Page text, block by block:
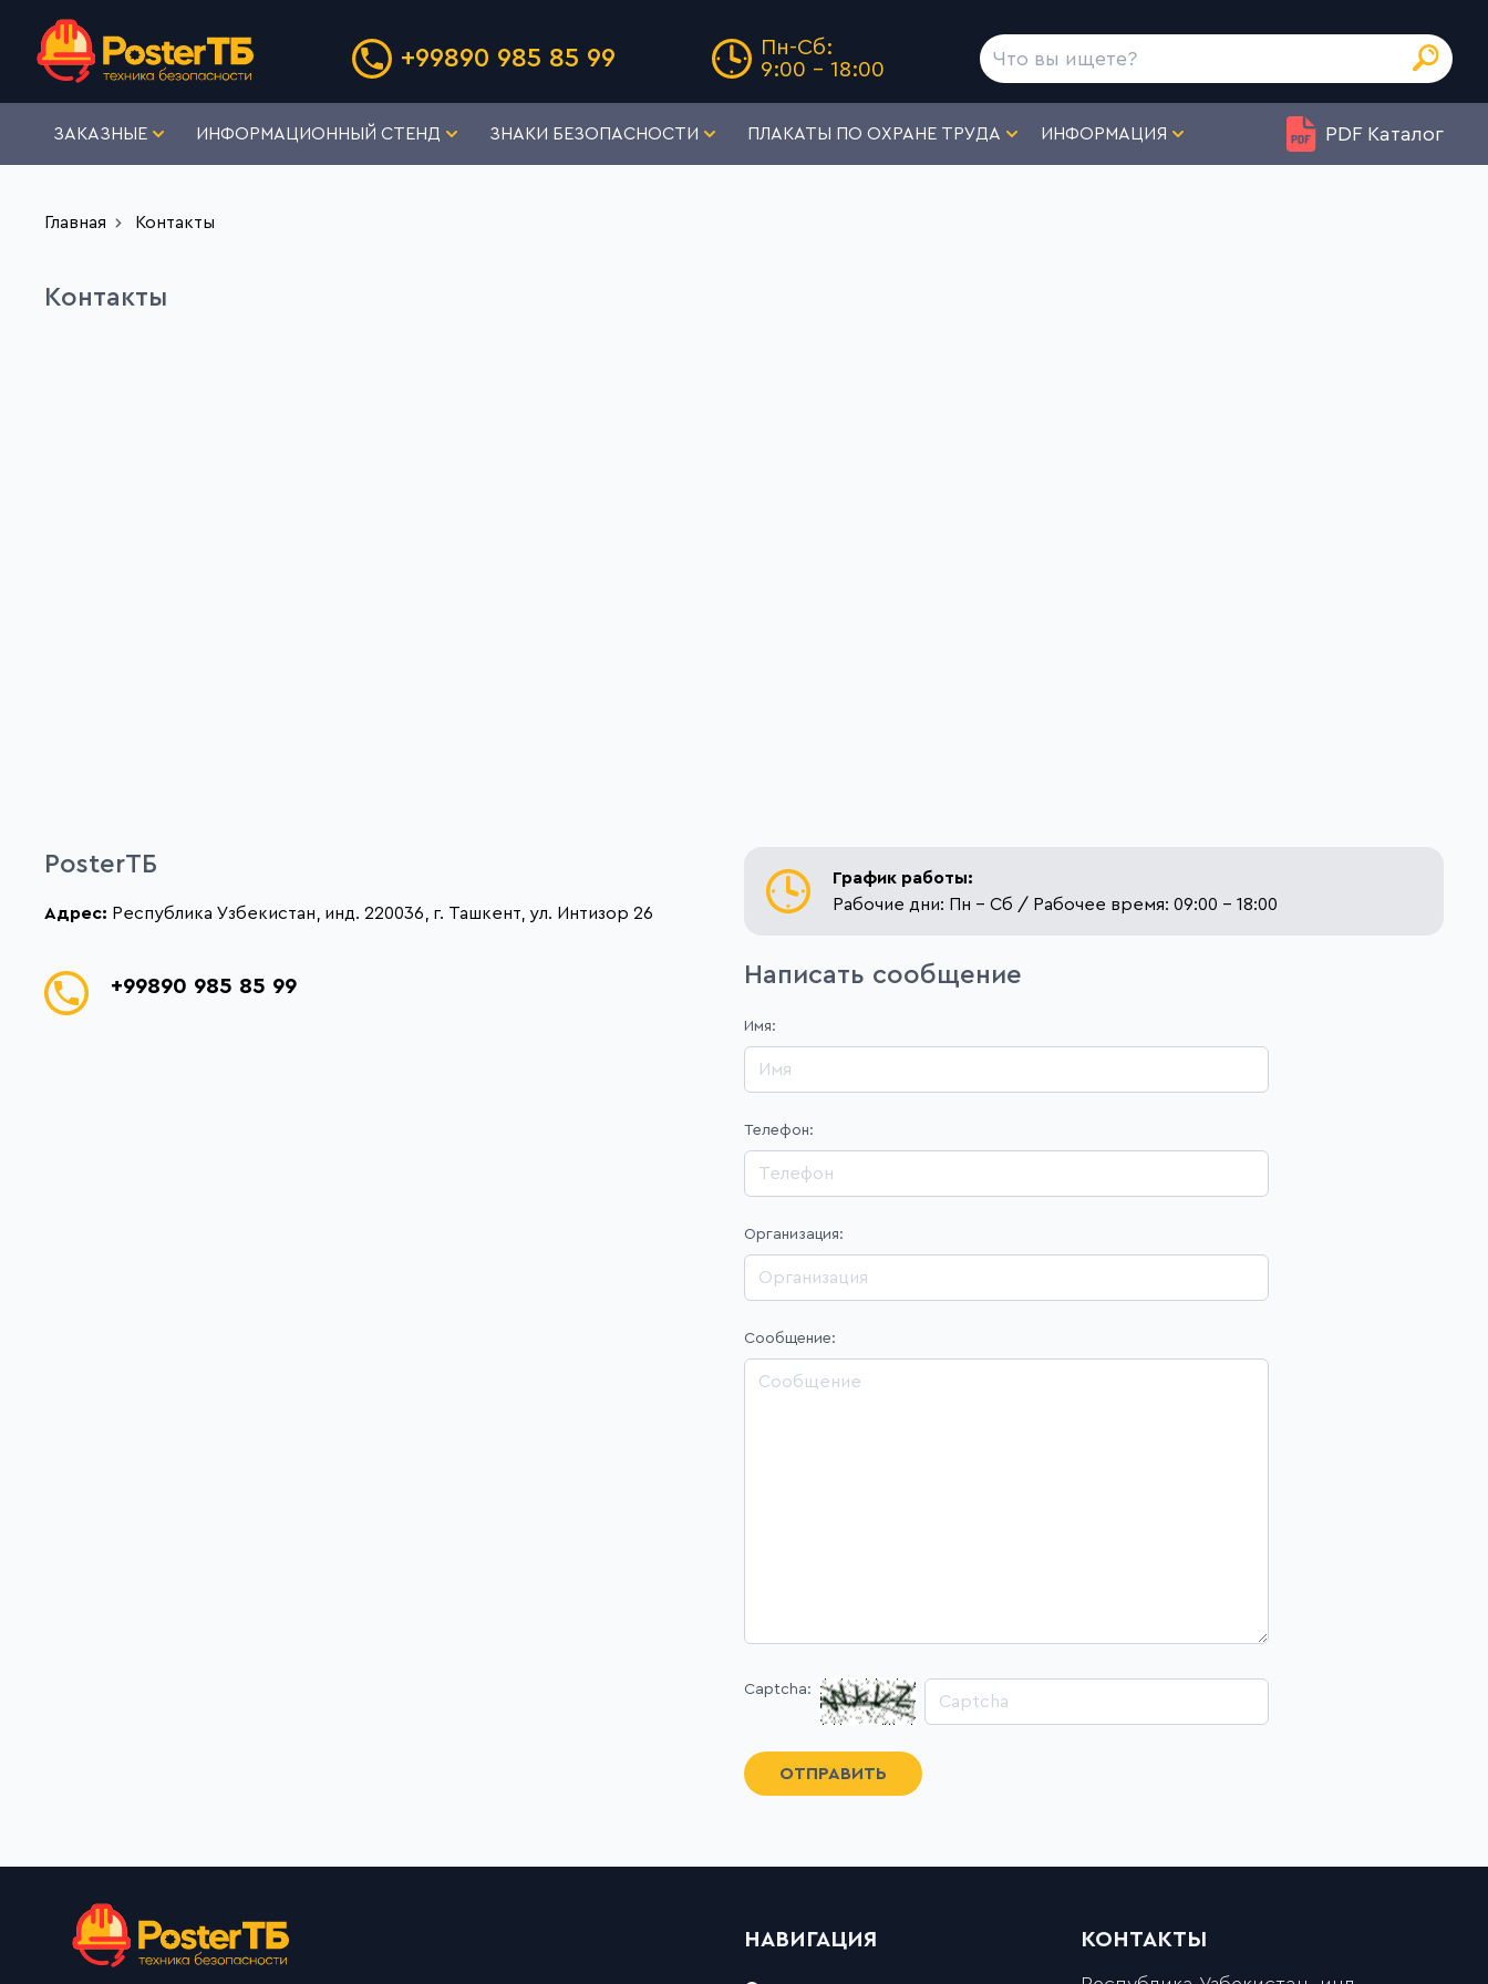
+99890 985 85 99
Пн-Сб:
9:00 - 18:00
ЗАКАЗНЫЕ ИНФОРМАЦИОННЫЙ СТЕНД ЗНАКИ БЕЗОПАСНОСТИ ПЛАКАТЫ ПО ОХРАНЕ ТРУДА ИНФОРМАЦИЯ PDF Каталог
Главная Контакты
Контакты
PosterTБ
Адрес: Республика Узбекистан, инд. 220036, г. Ташкент, ул. Интизор 26
+99890 985 85 99
График работы:
Рабочие дни: Пн - Сб / Рабочее время: 09:00 - 18:00
Написать сообщение
Имя:
Телефон:
Организация:
Сообщение:
Captcha:
ОТПРАВИТЬ
НАВИГАЦИЯ КОНТАКТЫ